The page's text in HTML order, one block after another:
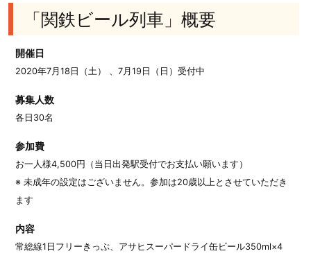
「関鉄ビール列車」概要
開催日
2020年7月18日（土） 、7月19日（日）受付中
募集人数
各日30名
参加費
お一人様4,500円（当日出発駅受付でお支払い願います）
※ 未成年の設定はございません。参加は20歳以上とさせていただき
ます
内容
常総線1日フリーきっぷ、アサヒスーパードライ缶ビール350ml×4